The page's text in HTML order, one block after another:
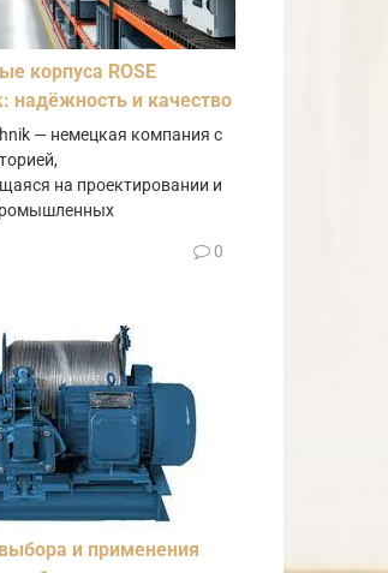
корпуса ROSE
надёжность и качество
— немецкая компания с
на проектировании и
0
и применения